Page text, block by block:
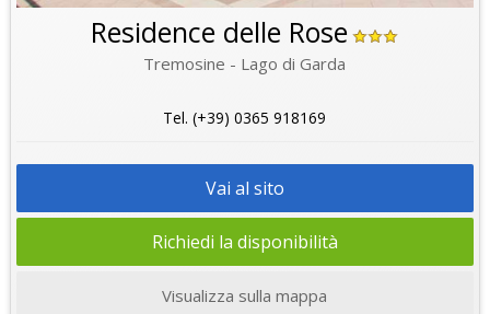
Residence delle Rose
Tremosine - Lago di Garda
Tel. (+39) 0365 918169
Vai al sito
Richiedi la disponibilità
Visualizza sulla mappa